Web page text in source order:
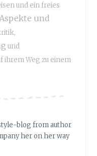
H
W
I
–
H
E
und ein freies
und
und
ihrem Weg zu einem
blog from author
her on her way